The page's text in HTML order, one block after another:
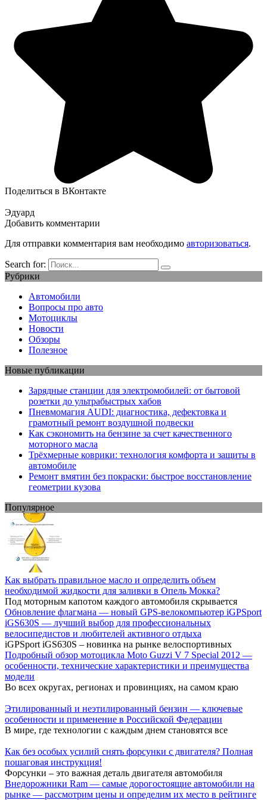
Поделиться в ВКонтакте
Эдуард
Добавить комментарии
Для отправки комментария вам необходимо авторизоваться.
Search for:
Рубрики
Автомобили
Вопросы про авто
Мотоциклы
Новости
Обзоры
Полезное
Новые публикации
Зарядные станции для электромобилей: от бытовой
розетки до ультрабыстрых хабов
Пневмомагия AUDI: диагностика, дефектовка и
грамотный ремонт воздушной подвески
Как сэкономить на бензине за счет качественного
моторного масла
Трёхмерные коврики: технология комфорта и защиты в
автомобиле
Ремонт вмятин без покраски: быстрое восстановление
геометрии кузова
Популярное
Как выбрать правильное масло и определить объем
необходимой жидкости для заливки в Опель Мокка?
Под моторным капотом каждого автомобиля скрывается
Обновление флагмана — новый GPS-велокомпьютер iGPSport
iGS630S — лучший выбор для профессиональных
велосипедистов и любителей активного отдыха
iGPSport iGS630S – новинка на рынке велоспортивных
Подробный обзор мотоцикла Moto Guzzi V 7 Special 2012 —
особенности, технические характеристики и преимущества
модели
Во всех округах, регионах и провинциях, на самом краю
Этилированный и неэтилированный бензин — ключевые
особенности и применение в Российской Федерации
В мире, где технологии с каждым днем становятся все
Как без особых усилий снять форсунки с двигателя? Полная
пошаговая инструкция!
Форсунки – это важная деталь двигателя автомобиля
Внедорожники Ram — самые дорогостоящие автомобили на
рынке — рассмотрим цены и определим их место в рейтинге